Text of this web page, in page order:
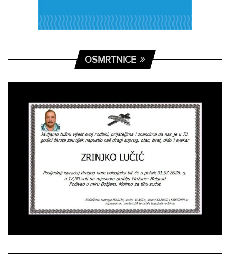
OSMRTNICE